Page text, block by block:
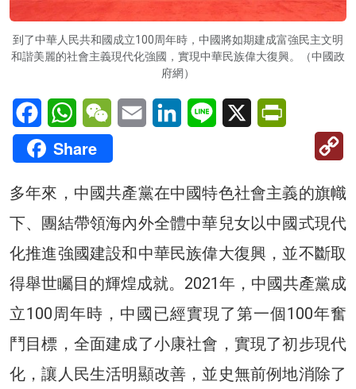
到了中華人民共和國成立100周年時，中國將如期建成富強民主文明
和諧美麗的社會主義現代化強國，實現中華民族偉大復興。（中國政
府網）
FacebookWhatsAppWeChatEmail LinkedInLine X
Share
多年來，中國共產黨在中國特色社會主義的旗幟
下、團結帶領海內外全體中華兒女以中國式現代
化推進強國建設和中華民族偉大復興，並不斷取
得舉世矚目的輝煌成就。2021年，中國共產黨成
立100周年時，中國已經實現了第一個100年奮
鬥目標，全面建成了小康社會，實現了初步現代
化，讓人民生活明顯改善，並史無前例地消除了